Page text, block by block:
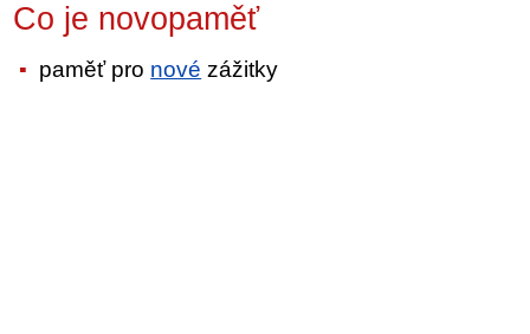
Co je novopaměť
paměť pro nové zážitky